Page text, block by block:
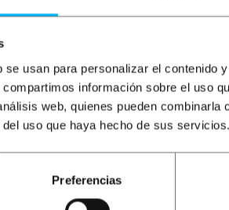
usan para personalizar el contenido
información sobre el uso
web, quienes pueden
uso que haya hecho de sus servicios.
Preferencias